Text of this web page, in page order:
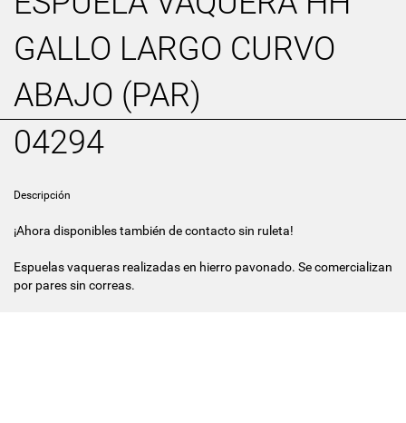
GALLO LARGO CURVO
ABAJO (PAR)
04294
Descripción
¡Ahora disponibles también de contacto sin ruleta!
Espuelas vaqueras realizadas en hierro pavonado. Se comercializan
por pares sin correas.